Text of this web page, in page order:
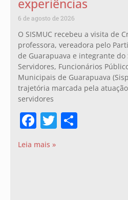
experiências
6 de agosto de 2026
O SISMUC recebeu a visita de
professora, vereadora pelo
de Guarapuava e integrante do
Servidores, Funcionários
Municipais de Guarapuava
trajetória marcada pela
servidores
Facebook
Twitter
Leia mais »